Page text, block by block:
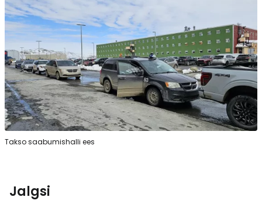
Takso saabumishalli ees
Jalgsi